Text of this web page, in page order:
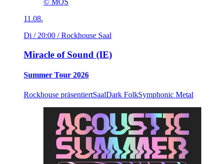
© MOS
11.08.
Di / 20:00 / Rockhouse Saal
Miracle of Sound (IE)
Summer Tour 2026
Rockhouse präsentiertSaalDark FolkSymphonic Metal